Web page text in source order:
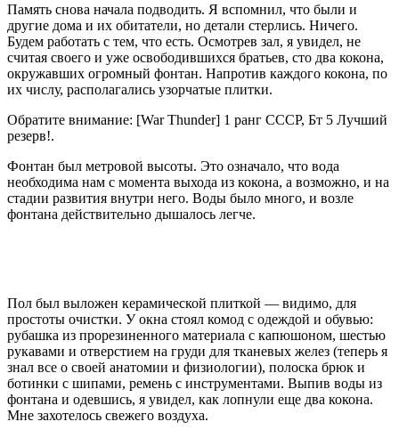
Память снова начала подводить. Я вспомнил, что были и
другие дома и их обитатели, но детали стерлись. Ничего.
Будем работать с тем, что есть. Осмотрев зал, я увидел, не
считая своего и уже освободившихся братьев, сто два кокона,
окружавших огромный фонтан. Напротив каждого кокона, по
их числу, располагались узорчатые плитки.
Обратите внимание: [War Thunder] 1 ранг СССР, Бт 5 Лучший
резерв!.
Фонтан был метровой высоты. Это означало, что вода
необходима нам с момента выхода из кокона, а возможно, и на
стадии развития внутри него. Воды было много, и возле
фонтана действительно дышалось легче.
Пол был выложен керамической плиткой — видимо, для
простоты очистки. У окна стоял комод с одеждой и обувью:
рубашка из прорезиненного материала с капюшоном, шестью
рукавами и отверстием на груди для тканевых желез (теперь я
знал все о своей анатомии и физиологии), полоска брюк и
ботинки с шипами, ремень с инструментами. Выпив воды из
фонтана и одевшись, я увидел, как лопнули еще два кокона.
Мне захотелось свежего воздуха.